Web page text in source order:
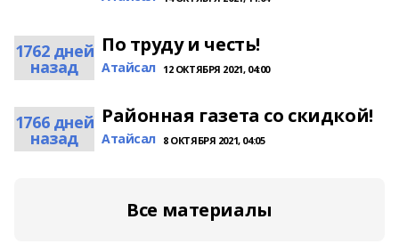
1762 дней
назад
По труду и честь!
Атайсал 12 ОКТЯБРЯ 2021, 04:00
1766 дней
назад
Районная газета со скидкой!
Атайсал 8 ОКТЯБРЯ 2021, 04:05
Все материалы